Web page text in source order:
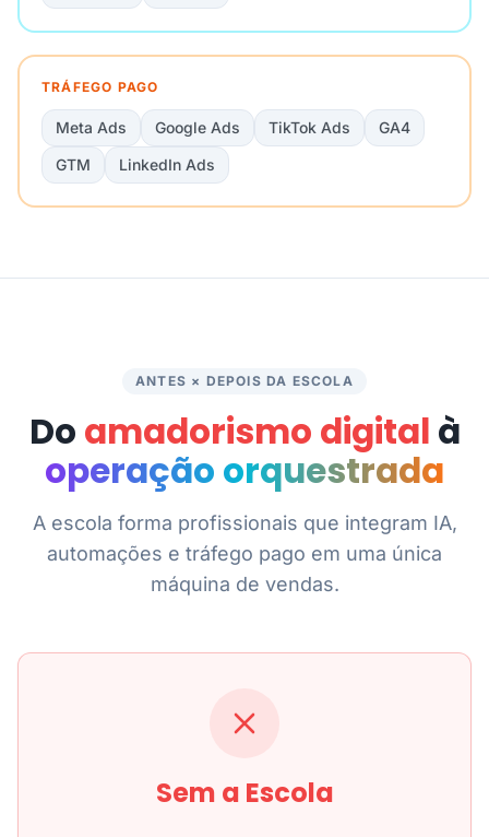
TRÁFEGO PAGO
Meta Ads Google Ads TikTok Ads
GA4
GTM
LinkedIn Ads
ANTES × DEPOIS DA ESCOLA
Do amadorismo digital à
operação orquestrada
A escola forma profissionais que integram IA,
automações e tráfego pago em uma única
máquina de vendas.
Sem a Escola